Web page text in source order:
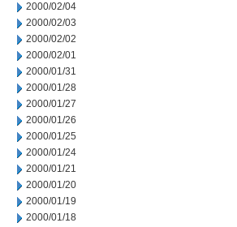
2000/02/04
2000/02/03
2000/02/02
2000/02/01
2000/01/31
2000/01/28
2000/01/27
2000/01/26
2000/01/25
2000/01/24
2000/01/21
2000/01/20
2000/01/19
2000/01/18